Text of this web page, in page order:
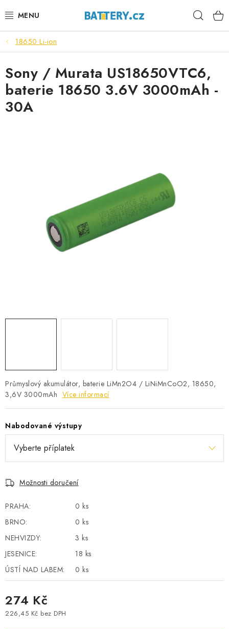
na
VÝHODNÉ SETY
SLUŽBY
AUTOBATERIE
BATERIOVÉ BOXY
POWERBANKY
TESTERY BATERIÍ
BATERIE PRO NOUZOVÁ OSVĚTLENÍ
DOPRAVA ZDARMA
KONTAKTY
POŠTOVNÉ A DOPRAVA
KONFIGURÁTOR AUTOBATERIÍ
VÝMĚNA AUTOBATERIE
OBCHODNÍ PODMÍNKY
OCHRANA OSOBNÍCH ÚDAJŮ
JAK NA TO S BATTERY.CZ
18650 Li-ion
Průmyslový akumulátor, baterie LiMn2O4 / LiNiMnCoO2, 18650,
3,6V 3000mAh Více informací
Nabodované výstupy
Možnosti doručení
PRAHA:
0 ks
BRNO:
0 ks
NEHVIZDY:
3 ks
JESENICE:
18 ks
ÚSTÍ NAD LABEM:
0 ks
274 Kč
226,45 Kč bez DPH
Sony / Murata US18650VTC6,
baterie 18650 3.6V 3000mAh -
30A